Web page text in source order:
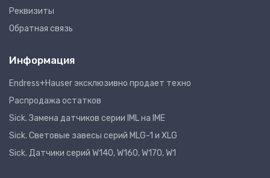
Реквизиты
Обратная связь
Информация
Endress+Hauser эксклюзивно продает техно
Распродажа остатков
Sick. Замена датчиков серии IML на IME
Sick. Световые завесы серий MLG-1 и XLG
Sick. Датчики серий W140, W160, W170, W1